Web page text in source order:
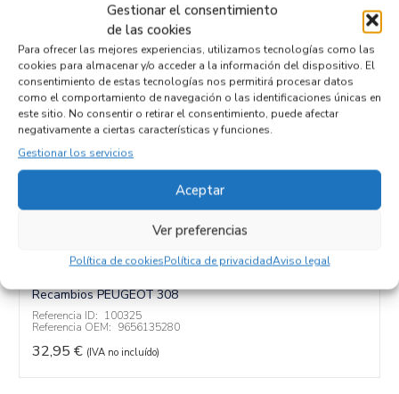
Gestionar el consentimiento
de las cookies
Para ofrecer las mejores experiencias, utilizamos tecnologías como las
cookies para almacenar y/o acceder a la información del dispositivo. El
consentimiento de estas tecnologías nos permitirá procesar datos
como el comportamiento de navegación o las identificaciones únicas en
este sitio. No consentir o retirar el consentimiento, puede afectar
negativamente a ciertas características y funciones.
Gestionar los servicios
Aceptar
Ver preferencias
Política de cookiesPolítica de privacidadAviso legal
5
Tipo de
combustible
Sin plomo 95
Código motor
HN02
Código cambio
Productos relacionados
Recambios PEUGEOT308
Referencia ID: 100325
Referencia OEM: 9656135280
32,95 € (IVA no incluído)